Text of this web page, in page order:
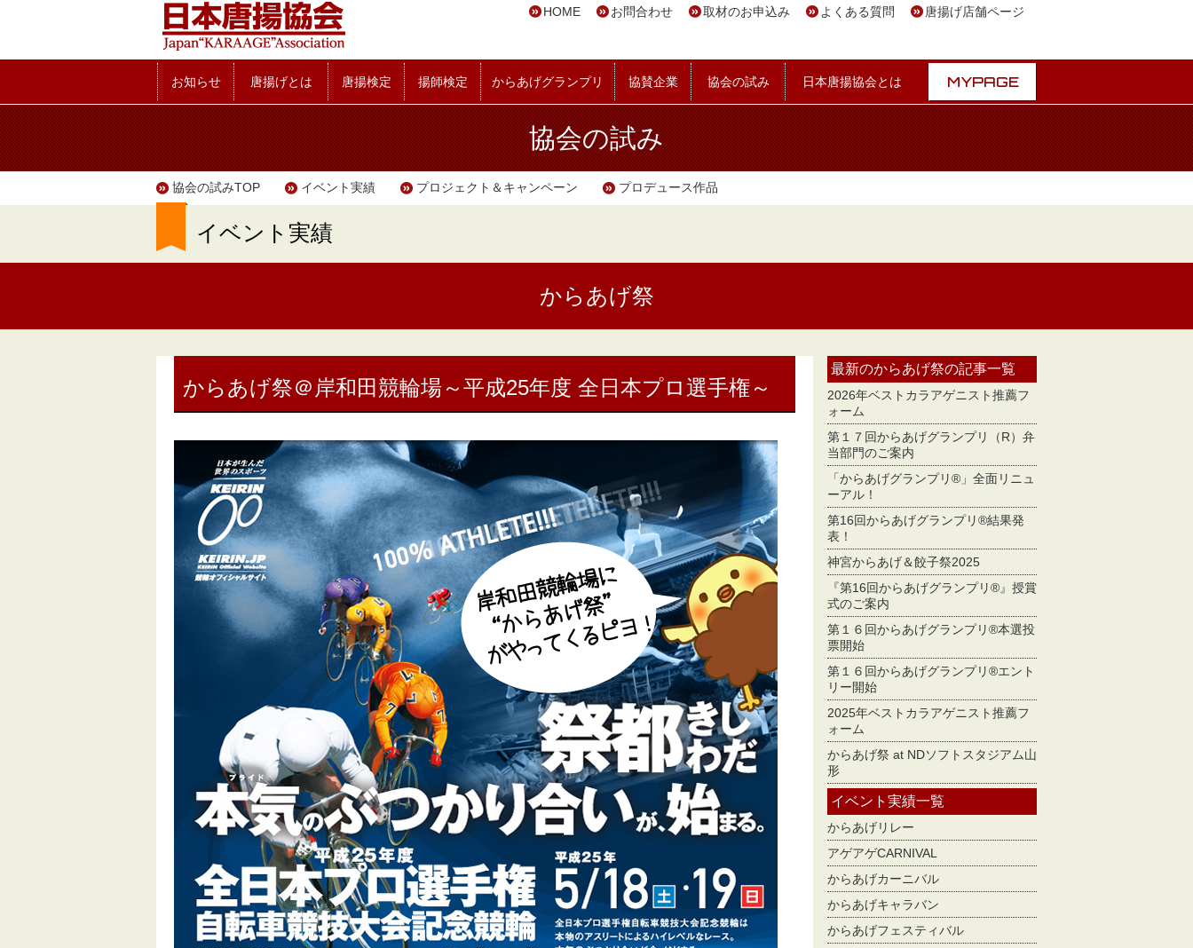
HOME お問合わせ 取材のお申込み よくある質問 唐揚げ店舗ページ
お知らせ 唐揚げとは 唐揚検定 揚師検定 からあげグランプリ 協賛企業 協会の試み 日本唐揚協会とは MYPAGE
協会の試み
協会の試みTOP イベント実績 プロジェクト＆キャンペーン プロデュース作品
イベント実績
からあげ祭
からあげ祭＠岸和田競輪場～平成25年度 全日本プロ選手権～
最新のからあげ祭の記事一覧
2026年ベストカラアゲニスト推薦フ
ォーム
第１７回からあげグランプリ（R）弁
当部門のご案内
「からあげグランプリ®」全面リニュ
ーアル！
第16回からあげグランプリ®結果発
表！
神宮からあげ＆餃子祭2025
『第16回からあげグランプリ®』授賞
式のご案内
第１６回からあげグランプリ®本選投
票開始
第１６回からあげグランプリ®エント
リー開始
2025年ベストカラアゲニスト推薦フ
ォーム
からあげ祭 at NDソフトスタジアム山
形
イベント実績一覧
からあげリレー
アゲアゲCARNIVAL
からあげカーニバル
からあげキャラバン
からあげフェスティバル